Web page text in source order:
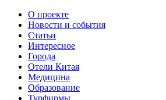
О проекте
Новости и события
Статьи
Интересное
Города
Отели Китая
Медицина
Образование
Турфирмы